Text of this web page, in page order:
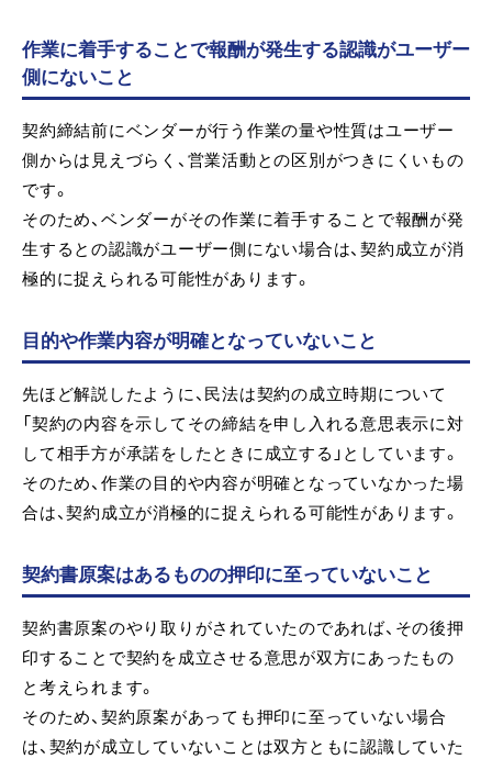
作業に着手することで報酬が発生する認識がユーザー
側にないこと
契約締結前にベンダーが行う作業の量や性質はユーザー
側からは見えづらく、営業活動との区別がつきにくいもの
です。
そのため、ベンダーがその作業に着手することで報酬が発
生するとの認識がユーザー側にない場合は、契約成立が消
極的に捉えられる可能性があります。
目的や作業内容が明確となっていないこと
先ほど解説したように、民法は契約の成立時期について
「契約の内容を示してその締結を申し入れる意思表示に対
して相手方が承諾をしたときに成立する」としています。
そのため、作業の目的や内容が明確となっていなかった場
合は、契約成立が消極的に捉えられる可能性があります。
契約書原案はあるものの押印に至っていないこと
契約書原案のやり取りがされていたのであれば、その後押
印することで契約を成立させる意思が双方にあったもの
と考えられます。
そのため、契約原案があっても押印に至っていない場合
は、契約が成立していないことは双方ともに認識していた